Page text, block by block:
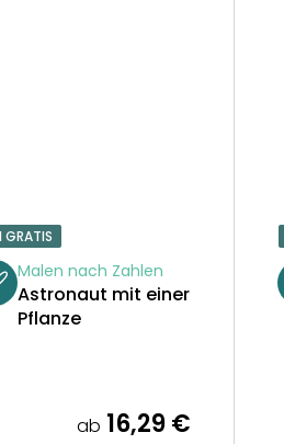
GRATIS
Malen nach Zahlen
Astronaut mit einer
Pflanze
ab 16,29 €